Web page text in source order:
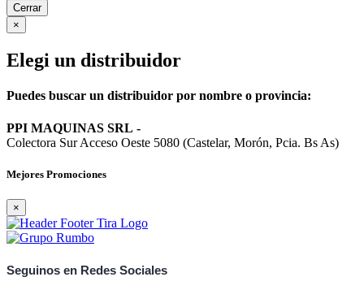
Cerrar
×
Elegi un distribuidor
Puedes buscar un distribuidor por nombre o provincia:
PPI MAQUINAS SRL -
Colectora Sur Acceso Oeste 5080 (Castelar, Morón, Pcia. Bs As)
Mejores Promociones
×
Seguinos en Redes Sociales